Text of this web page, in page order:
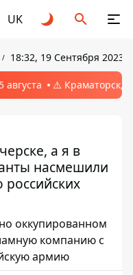
UK
18:32, 19 Сентября 2023
августа ⚠️ Краматорск,
а я в
насмешили
оккупированном
компанию с
армию